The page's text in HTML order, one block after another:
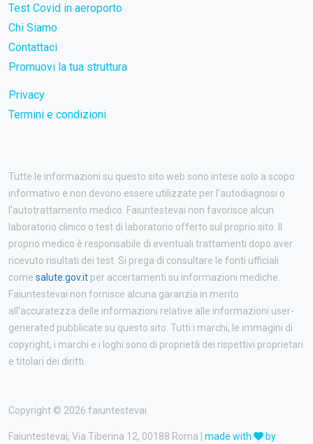
Test Covid in aeroporto
Chi Siamo
Contattaci
Promuovi la tua struttura
Privacy
Termini e condizioni
Tutte le informazioni su questo sito web sono intese solo a scopo
informativo e non devono essere utilizzate per l'autodiagnosi o
l'autotrattamento medico. Faiuntestevai non favorisce alcun
laboratorio clinico o test di laboratorio offerto sul proprio sito. Il
proprio medico è responsabile di eventuali trattamenti dopo aver
ricevuto risultati dei test. Si prega di consultare le fonti ufficiali
come salute.gov.it per accertamenti su informazioni mediche.
Faiuntestevai non fornisce alcuna garanzia in merito
all'accuratezza delle informazioni relative alle informazioni user-
generated pubblicate su questo sito. Tutti i marchi, le immagini di
copyright, i marchi e i loghi sono di proprietà dei rispettivi proprietari
e titolari dei diritti.
Copyright © 2026 faiuntestevai
Faiuntestevai, Via Tiberina 12, 00188 Roma | made with by